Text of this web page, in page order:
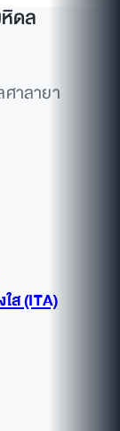
ดล
าลายา
ส (ITA)